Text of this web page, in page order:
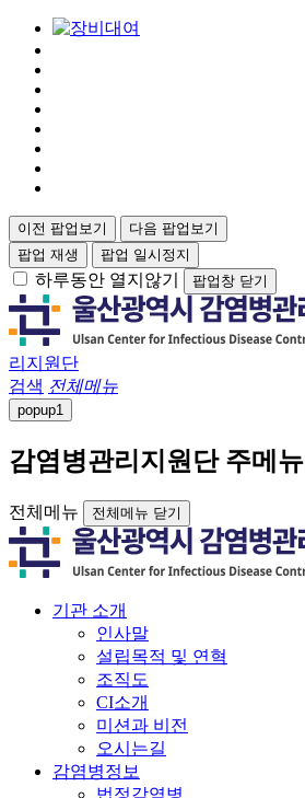
이전 팝업보기
다음 팝업보기
팝업 재생
팝업 일시정지
하루동안 열지않기 팝업창 닫기
리지원단
검색 전체메뉴
popup1
감염병관리지원단 주메뉴
전체메뉴 전체메뉴 닫기
기관 소개
인사말
설립목적 및 연혁
조직도
CI소개
미션과 비전
오시는길
감염병정보
법정감염병